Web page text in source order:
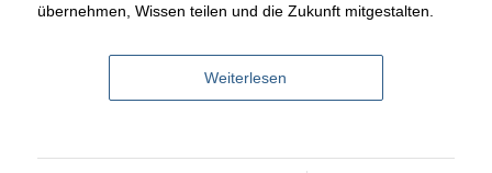
übernehmen, Wissen teilen und die Zukunft mitgestalten.
Weiterlesen